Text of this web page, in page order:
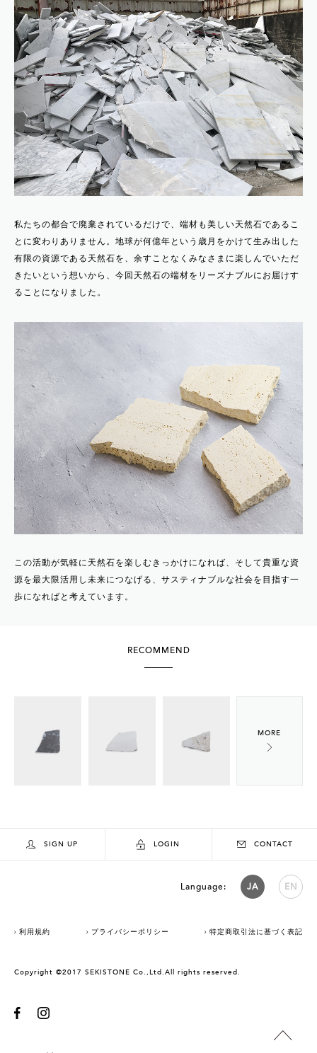
私たちの都合で廃棄されているだけで、端材も美しい天然石であるこ
とに変わりありません。地球が何億年という歳月をかけて生み出した
有限の資源である天然石を、余すことなくみなさまに楽しんでいただ
きたいという想いから、今回天然石の端材をリーズナブルにお届けす
ることになりました。
この活動が気軽に天然石を楽しむきっかけになれば、そして貴重な資
源を最大限活用し未来につなげる、サスティナブルな社会を目指す一
歩になればと考えています。
RECOMMEND
SIGN UP LOGIN CONTACT
Language: JA EN
利用規約 プライバシーポリシー 特定商取引法に基づく表記
Copyright ©2017 SEKISTONE Co.,Ltd.All rights reserved.